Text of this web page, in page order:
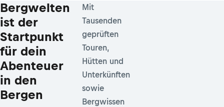
Bergwelten
ist der
Startpunkt
für dein
Abenteuer
in den
Bergen
Mit
Tausenden
geprüften
Touren,
Hütten und
Unterkünften
sowie
Bergwissen